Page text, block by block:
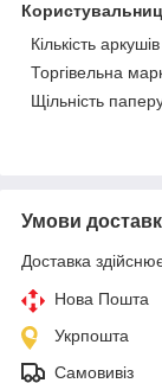
Кількість аркушів
Торгівельна
Щільність
Умови
Доставка
Нова Пошта
Укрпошта
Самовивіз